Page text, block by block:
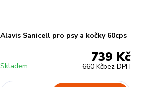
Alavis Sanicell pro psy a kočky 60cps
739 Kč
660 Kčbez DPH
Skladem